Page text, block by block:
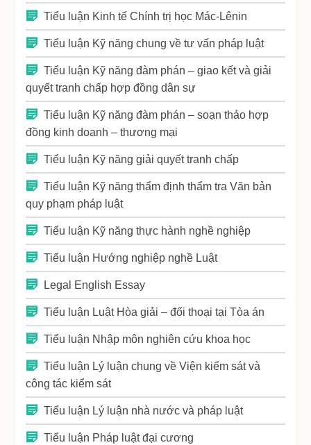
Tiểu luận Kinh tế Chính trị học Mác-Lênin
Tiểu luận Kỹ năng chung về tư vấn pháp luật
Tiểu luận Kỹ năng đàm phán – giao kết và giải
quyết tranh chấp hợp đồng dân sự
Tiểu luận Kỹ năng đàm phán – soạn thảo hợp
đồng kinh doanh – thương mại
Tiểu luận Kỹ năng giải quyết tranh chấp
Tiểu luận Kỹ năng thẩm định thẩm tra Văn bản
quy phạm pháp luật
Tiểu luận Kỹ năng thực hành nghề nghiệp
Tiểu luận Hướng nghiệp nghề Luật
Legal English Essay
Tiểu luận Luật Hòa giải – đối thoại tại Tòa án
Tiểu luận Nhập môn nghiên cứu khoa học
Tiểu luận Lý luận chung về Viện kiểm sát và
công tác kiểm sát
Tiểu luận Lý luận nhà nước và pháp luật
Tiểu luận Pháp luật đại cương